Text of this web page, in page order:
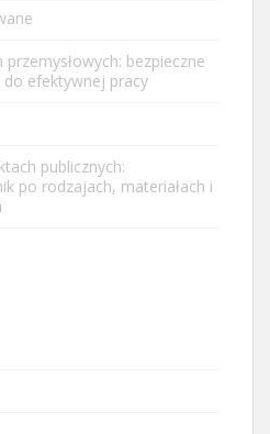
bezpieczne
efektywnej pracy
publicznych:
po rodzajach, materiałach i